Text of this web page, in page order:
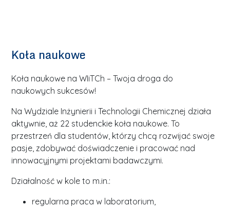
Koła naukowe
Koła naukowe na WIiTCh – Twoja droga do
naukowych sukcesów!
Na Wydziale Inżynierii i Technologii Chemicznej działa
aktywnie, aż 22 studenckie koła naukowe. To
przestrzeń dla studentów, którzy chcą rozwijać swoje
pasje, zdobywać doświadczenie i pracować nad
innowacyjnymi projektami badawczymi.
Działalność w kole to m.in.:
regularna praca w laboratorium,